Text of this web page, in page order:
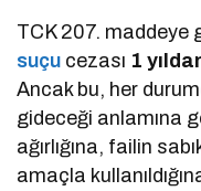
TCK 207. maddeye
suçu cezası 1
Ancak bu, her
gideceği anlamına
ağırlığına, failin
amaçla